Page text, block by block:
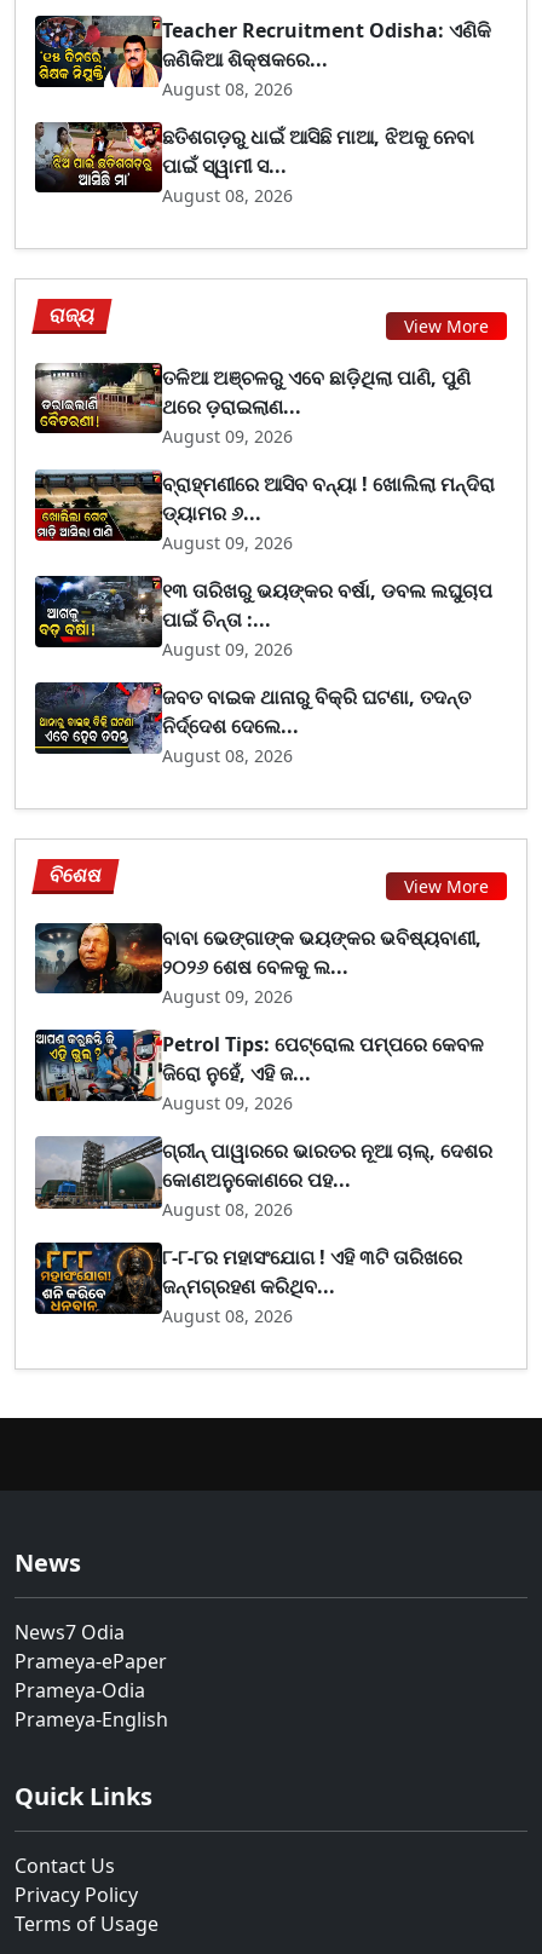
Teacher Recruitment Odisha: ଏଣିକି
ଜଣିକିଆ ଶିକ୍ଷକରେ...
August 08, 2026
ଛତିଶଗଡ଼ରୁ ଧାଇଁ ଆସିଛି ମାଆ, ଝିଅକୁ ନେବା
ପାଇଁ ସ୍ୱାମୀ ସ...
August 08, 2026
ରାଜ୍ୟ View More
ତଳିଆ ଅଞ୍ଚଳରୁ ଏବେ ଛାଡ଼ିଥିଲା ପାଣି, ପୁଣି
ଥରେ ଡ଼ରାଇଲାଣ...
August 09, 2026
ବ୍ରାହ୍ମଣୀରେ ଆସିବ ବନ୍ୟା ! ଖୋଲିଲା ମନ୍ଦିରା
ଡ୍ୟାମର ୬...
August 09, 2026
୧୩ ତାରିଖରୁ ଭୟଙ୍କର ବର୍ଷା, ଡବଲ ଲଘୁଚାପ
ପାଇଁ ଚିନ୍ତା :...
August 09, 2026
ଜବତ ବାଇକ ଥାନାରୁ ବିକ୍ରି ଘଟଣା, ତଦନ୍ତ
ନିର୍ଦ୍ଦେଶ ଦେଲେ...
August 08, 2026
ବିଶେଷ View More
ବାବା ଭେଙ୍ଗାଙ୍କ ଭୟଙ୍କର ଭବିଷ୍ୟବାଣୀ,
୨୦୨୬ ଶେଷ ବେଳକୁ ଲ...
August 09, 2026
Petrol Tips: ପେଟ୍ରୋଲ ପମ୍ପରେ କେବଳ
ଜିରୋ ନୁହେଁ, ଏହି ଜ...
August 09, 2026
ଗ୍ରୀନ୍ ପାୱାରରେ ଭାରତର ନୂଆ ଚାଲ୍, ଦେଶର
କୋଣଅନୁକୋଣରେ ପହ...
August 08, 2026
୮-୮-୮ର ମହାସଂଯୋଗ ! ଏହି ୩ଟି ତାରିଖରେ
ଜନ୍ମଗ୍ରହଣ କରିଥିବ...
August 08, 2026
News
News7 Odia
Prameya-ePaper
Prameya-Odia
Prameya-English
Quick Links
Contact Us
Privacy Policy
Terms of Usage